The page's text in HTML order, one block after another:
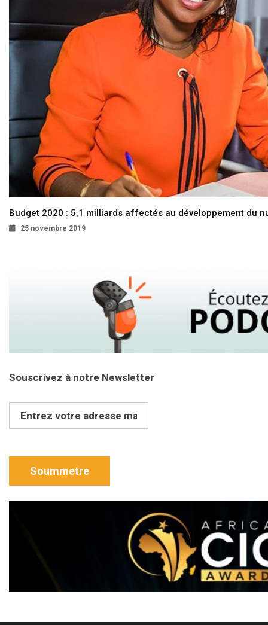
Budget 2020 : 5,1 milliards affectés au développement du
25 novembre 2019
Souscrivez à notre Newsletter